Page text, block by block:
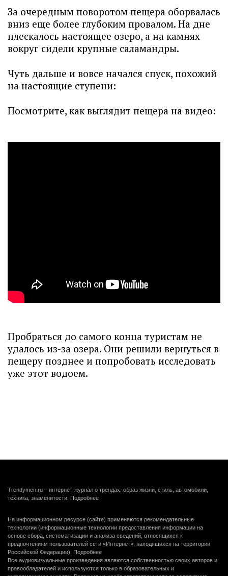
За очередным поворотом пещера оборвалась
вниз еще более глубоким провалом. На дне
плескалось настоящее озеро, а на камнях
вокруг сидели крупные саламандры.
Чуть дальше и вовсе начался спуск, похожий
на настоящие ступени:
Посмотрите, как выглядит пещера на видео:
Пробраться до самого конца туристам не
удалось из-за озера. Они решили вернуться в
пещеру позднее и попробовать исследовать
уже этот водоем.
Trendymen.ru – интернет-журнал о трендах: образ жизни, стиль, автомобили,
техника, знаменитости. Подробнее
На информационном ресурсе (сайте) применяются рекомендательные
технологии (информационные технологии предоставления информации на
основе сбора, систематизации и анализа сведений, относящихся к
предпочтениям пользователей сети «Интернет», находящихся на территории
Российской Федерации). Подробнее
Все аудиовизуальные произведения являются собственностью своих авторов и
правообладателей и используются только в образовательных и